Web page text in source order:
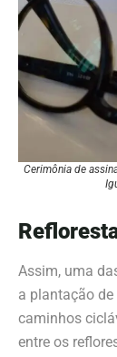
Cerimônia de
Assim, uma
a plantação
caminhos
entre os